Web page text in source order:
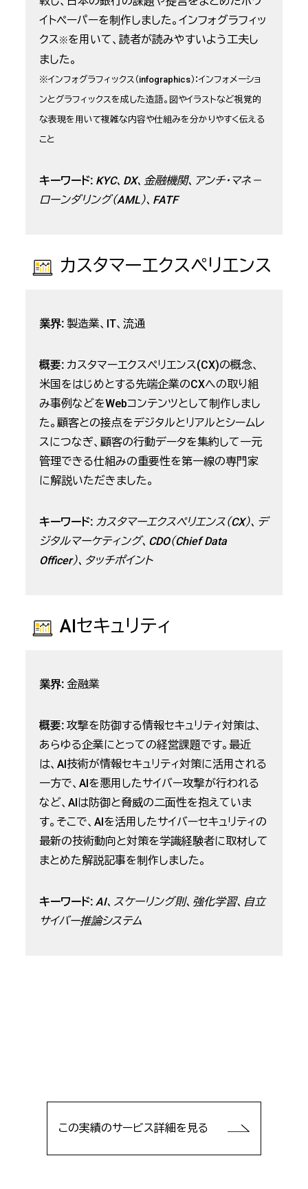
イトペーパーを制作しました。インフォグラフィッ
クス※を用いて、読者が読みやすいよう工夫し
ました。
※インフォグラフィックス（infographics）：インフォメーショ
ンとグラフィックスを成した造語。図やイラストなど視覚的
な表現を用いて複雑な内容や仕組みを分かりやすく伝える
こと
キーワード: KYC、DX、金融機関、アンチ・マネ－
ローンダリング（AML）、FATF
カスタマーエクスペリエンス
業界: 製造業、IT、流通
概要: カスタマーエクスペリエンス(CX)の概念、
米国をはじめとする先端企業のCXへの取り組
み事例などをWebコンテンツとして制作しまし
た。顧客との接点をデジタルとリアルとシームレ
スにつなぎ、顧客の行動データを集約して一元
管理できる仕組みの重要性を第一線の専門家
に解説いただきました。
キーワード: カスタマーエクスペリエンス（CX）、デ
ジタルマーケティング、CDO（Chief Data
Officer）、タッチポイント
AIセキュリティ
業界: 金融業
概要: 攻撃を防御する情報セキュリティ対策は、
あらゆる企業にとっての経営課題です。最近
は、AI技術が情報セキュリティ対策に活用される
一方で、AIを悪用したサイバー攻撃が行われる
など、AIは防御と脅威の二面性を抱えていま
す。そこで、AIを活用したサイバーセキュリティの
最新の技術動向と対策を学識経験者に取材して
まとめた解説記事を制作しました。
キーワード: AI、スケーリング則、強化学習、自立
サイバー推論システム
この実績のサービス詳細を見る